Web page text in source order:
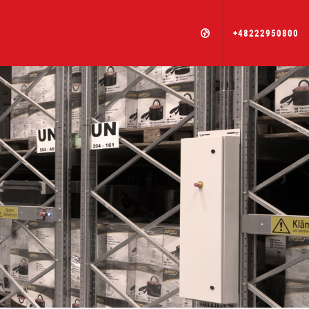
+48222950800